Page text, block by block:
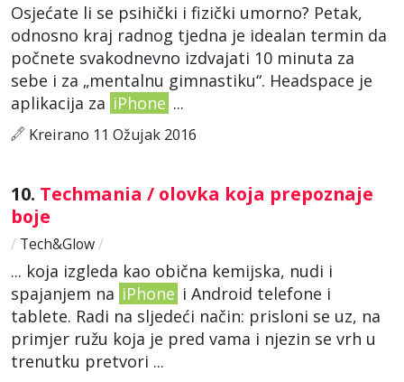
Osjećate li se psihički i fizički umorno? Petak,
odnosno kraj radnog tjedna je idealan termin da
počnete svakodnevno izdvajati 10 minuta za
sebe i za „mentalnu gimnastiku“. Headspace je
aplikacija za iPhone ...
Kreirano 11 Ožujak 2016
10. Techmania / olovka koja prepoznaje
boje
/ Tech&Glow/
... koja izgleda kao obična kemijska, nudi i
spajanjem na iPhone i Android telefone i
tablete. Radi na sljedeći način: prisloni se uz, na
primjer ružu koja je pred vama i njezin se vrh u
trenutku pretvori ...